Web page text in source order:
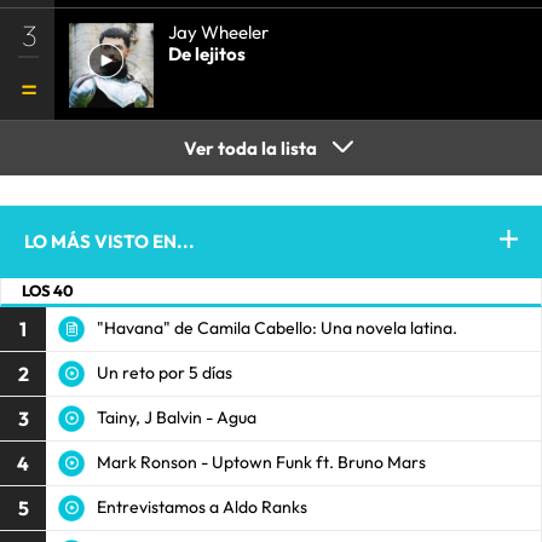
3
Jay Wheeler
De lejitos
Ver toda la lista
LO MÁS VISTO EN...
LOS 40
1 "Havana" de Camila Cabello: Una novela latina.
2 Un reto por 5 días
3 Tainy, J Balvin - Agua
4 Mark Ronson - Uptown Funk ft. Bruno Mars
5 Entrevistamos a Aldo Ranks